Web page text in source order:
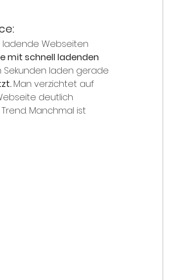
mit schnell ladenden
Sekunden laden gerade
Man verzichtet auf
deutlich
Manchmal ist